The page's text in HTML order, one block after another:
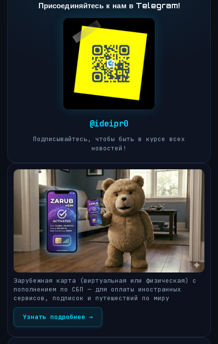
Присоединяйтесь к нам в Telegram!
@ideipr0
Подписывайтесь, чтобы быть в курсе всех
новостей!
Зарубежная карта (виртуальная или физическая) с
пополнением по СБП — для оплаты иностранных
сервисов, подписок и путешествий по миру
Узнать подробнее →